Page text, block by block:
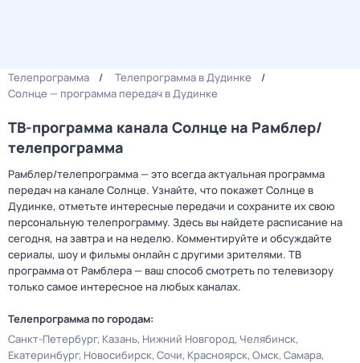
Телепрограмма
Телепрограмма в Дудинке
Солнце — программа передач в Дудинке
ТВ-программа канала Солнце на Рамблер/
телепрограмма
Рамблер/телепрограмма — это всегда актуальная программа
передач на канале Солнце. Узнайте, что покажет Солнце в
Дудинке, отметьте интересные передачи и сохраните их свою
персональную телепрограмму. Здесь вы найдете расписание на
сегодня, на завтра и на неделю. Комментируйте и обсуждайте
сериалы, шоу и фильмы онлайн с другими зрителями. ТВ
программа от Рамблера — ваш способ смотреть по телевизору
только самое интересное на любых каналах.
Телепрограмма по городам:
Санкт-Петербург Казань Нижний Новгород Челябинск
Екатеринбург Новосибирск Сочи Красноярск Омск Самара